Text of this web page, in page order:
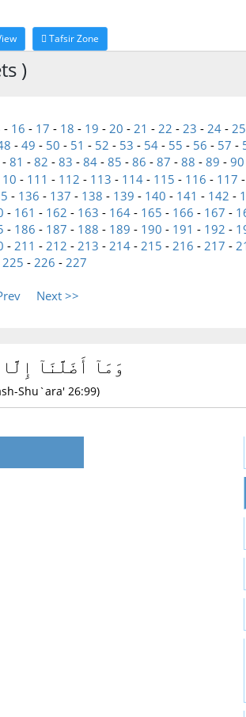
Tafsir Zone
)
- 16 - 17 - 18 - 19 - 20 - 21 - 22 - 23 - 24 - 25
- 49 - 50 - 51 - 52 - 53 - 54 - 55 - 56 - 57 -
- 81 - 82 - 83 - 84- 85 - 86 - 87 - 88 - 89 - 90
- 111 - 112 - 113 - 114- 115 - 116 - 117 -
- 136 - 137 - 138 - 139 - 140 - 141 - 142 -
- 161 - 162 - 163 - 164 - 165 - 166 - 167 -
- 186 - 187 - 188 - 189 - 190 - 191 - 192 -
- 211 - 212 - 213 - 214 - 215 - 216 - 217 -
225 - 226 - 227
Next >>
وَمَآ أَضَلَّنَآ
Shu`ara' 26:99)